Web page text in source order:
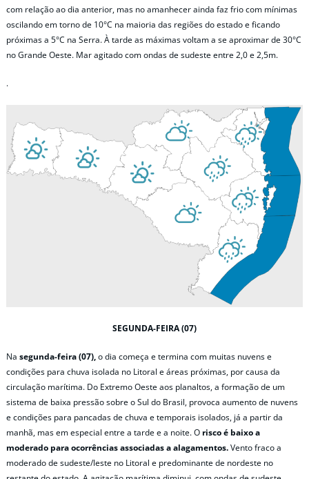
com relação ao dia anterior, mas no amanhecer ainda faz frio com mínimas
oscilando em torno de 10°C na maioria das regiões do estado e ficando
próximas a 5°C na Serra. À tarde as máximas voltam a se aproximar de 30°C
no Grande Oeste. Mar agitado com ondas de sudeste entre 2,0 e 2,5m.
.
SEGUNDA-FEIRA (07)
Na segunda-feira (07),o dia começa e termina com muitas nuvens e
condições para chuva isolada no Litoral e áreas próximas, por causa da
circulação marítima. Do Extremo Oeste aos planaltos, a formação de um
sistema de baixa pressão sobre o Sul do Brasil, provoca aumento de nuvens
e condições para pancadas de chuva e temporais isolados, já a partir da
manhã, mas em especial entre a tarde e a noite. O risco é baixo a
moderado para ocorrências associadas a alagamentos.Vento fraco a
moderado de sudeste/leste no Litoral e predominante de nordeste no